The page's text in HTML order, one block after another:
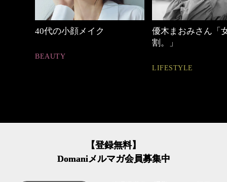
優木まおみさん「女の時間
働く女性のバッグ
【登録無料】
Domaniメルマガ会員募集中